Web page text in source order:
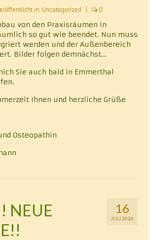
nach Luck (REGB)
Heilmethoden
in: Uncategorized 0
von den Praxisräumen in
so gut wie beendet. Nun muss
werden und der Außenbereich
Bilder folgen demnächst…
Sie auch bald in Emmerthal
Ihnen und herzliche Grüße
Osteopathin
16
JULI 2026
NEUE